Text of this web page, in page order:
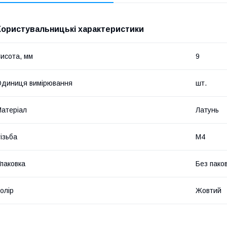
характеристики
мм 9
вимірювання шт.
Латунь
М4
Без
Жовтий